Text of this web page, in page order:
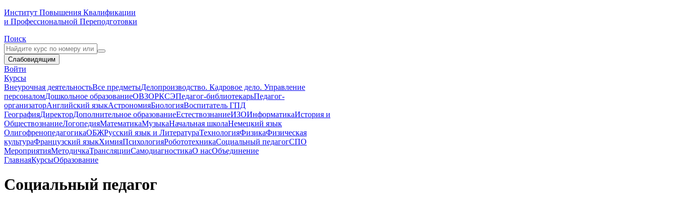
Институт Повышения Квалификации
и Профессиональной Переподготовки
Поиск
Слабовидящим
Войти
Курсы
Внеурочная деятельностьВсе предметыДелопроизводство. Кадровое дело. Управление
персоналомДошкольное образованиеОВЗОРКСЭПедагог-библиотекарьПедагог-
организаторАнглийский языкАстрономияБиологияВоспитатель ГПД
ГеографияДиректорДополнительное образованиеЕстествознаниеИЗОИнформатикаИстория и
ОбществознаниеЛогопедияМатематикаМузыкаНачальная школаНемецкий язык
ОлигофренопедагогикаОБЖРусский язык и ЛитератураТехнологияФизикаФизическая
культураФранцузский языкХимияПсихологияРобототехникаСоциальный педагогСПО
МероприятияМетодичкаТрансляцииСамодиагностикаО насОбъединение
ГлавнаяКурсыОбразование
Социальный педагог